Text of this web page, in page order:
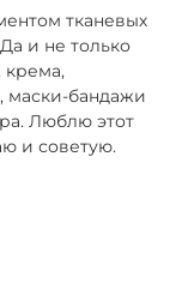
тканевых
и не только
крема,
маски-бандажи
Люблю этот
и советую.